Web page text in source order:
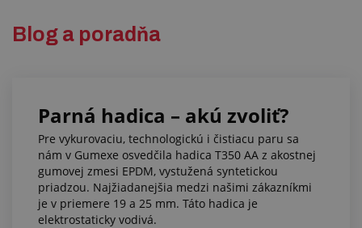
Blog a poradňa
Parná hadica – akú zvoliť?
Pre vykurovaciu, technologickú i čistiacu paru sa
nám v Gumexe osvedčila hadica T350 AA z akostnej
gumovej zmesi EPDM, vystužená syntetickou
priadzou. Najžiadanejšia medzi našimi zákazníkmi
je v priemere 19 a 25 mm. Táto hadica je
elektrostaticky vodivá.